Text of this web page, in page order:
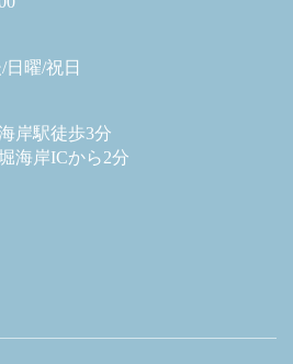
曜/祝日
岸駅徒歩3分
海岸ICから2分